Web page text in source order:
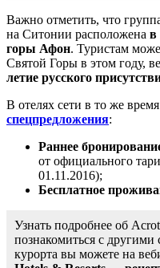
Важно отметить, что
на Ситонии расположена в
горы Афон. Туристам
Святой Горы в этом году,
летие русского
В отелях сети в то же
спецпредложения:
Раннее
от официального
01.11.2016);
Бесплатное
Узнать подробнее об
познакомиться с
курорта вы можете на